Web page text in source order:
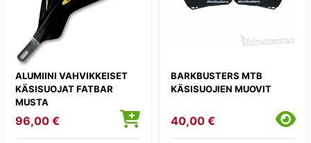
ALUMIINI VAHVIKKEISET
KÄSISUOJAT FATBAR
MUSTA
96,00 €
BARKBUSTERS MTB
KÄSISUOJIEN MUOVIT
40,00 €